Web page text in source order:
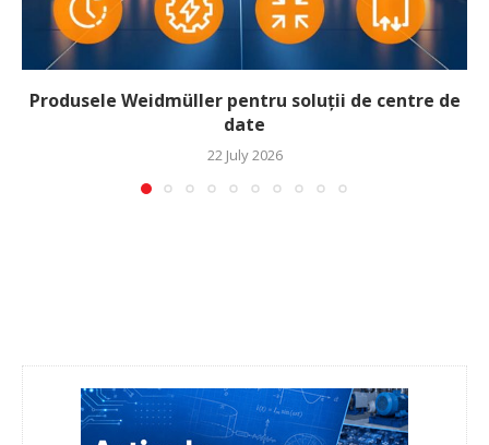
Produsele Weidmüller pentru soluții de centre de
date
22 July 2026